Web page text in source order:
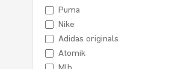
puma
nike
adidas originals
atomik